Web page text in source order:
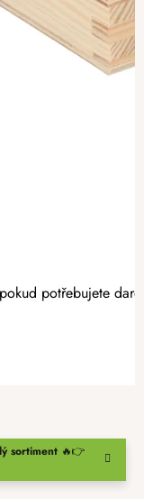
sortiment 🔥👉
potřebujete